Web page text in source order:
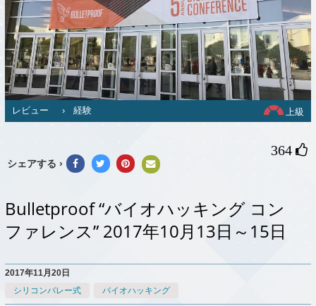
上級
レビュー › 経験
364 
シェアする ›
Bulletproof “バイオハッキング コン
ファレンス” 2017年10月13日～15日
2017年11月20日
シリコンバレー式
バイオハッキング